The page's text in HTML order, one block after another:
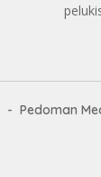
Pedoman